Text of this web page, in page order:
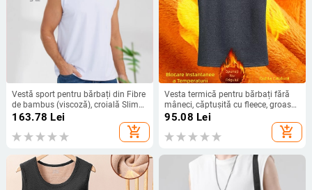
Vestă sport pentru bărbați din Fibre
de bambus (viscoză), croială Slim
Fit, culoare uni, țesătură densă
163.78 Lei
add_shopping_cart
Vesta termică pentru bărbați fără
mâneci, căptușită cu fleece, groasă,
velur auriu, croială mulată
95.08 Lei
add_shopping_cart